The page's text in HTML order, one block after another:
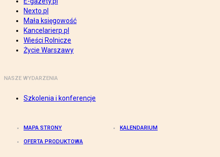
Nexto.pl
Mała księgowość
Kancelarierp.pl
Wieści Rolnicze
Życie Warszawy
NASZE WYDARZENIA
Szkolenia i konferencje
MAPA STRONY KALENDARIUM
OFERTA PRODUKTOWA